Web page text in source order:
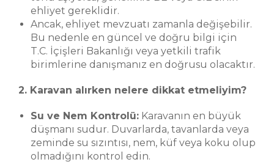
ehliyet gereklidir.
Ancak, ehliyet mevzuatı zamanla değişebilir.
Bu nedenle en güncel ve doğru bilgi için
T.C. İçişleri Bakanlığı veya yetkili trafik
birimlerine danışmanız en doğrusu olacaktır.
2. Karavan alırken nelere dikkat etmeliyim?
Su ve Nem Kontrolü: Karavanın en büyük
düşmanı sudur. Duvarlarda, tavanlarda veya
zeminde su sızıntısı, nem, küf veya koku olup
olmadığını kontrol edin.